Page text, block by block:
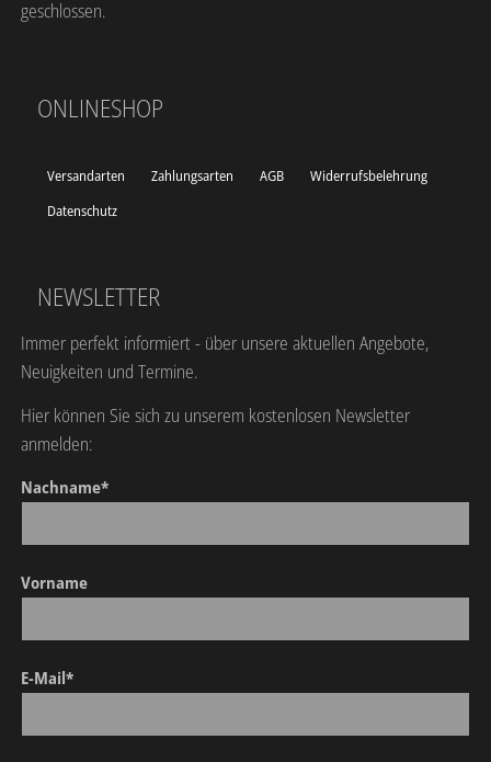
geschlossen.
ONLINESHOP
Versandarten Zahlungsarten AGB
Widerrufsbelehrung
Datenschutz
NEWSLETTER
Immer perfekt informiert - über unsere aktuellen Angebote,
Neuigkeiten und Termine.
Hier können Sie sich zu unserem kostenlosen Newsletter
anmelden:
Nachname*
Vorname
E-Mail*